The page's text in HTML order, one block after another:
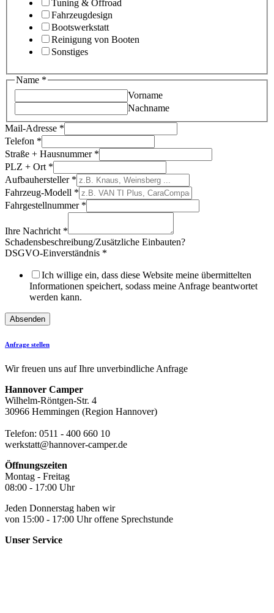
Tuning & Offroad
Fahrzeugdesign
Bootswerkstatt
Reinigung von Booten
Sonstiges
Name *
Vorname
Nachname
Mail-Adresse *
Telefon *
Ihre
Ort
Mail-
Adresse
Straße + Hausnummer *
PLZ + Ort *
Aufbauhersteller *
Fahrzeug-Modell *
Fahrgestellnummer *
Ihre Nachricht *
Schadensbeschreibung/Zusätzliche Einbauten?
DSGVO-Einverständnis *
Ich willige ein, dass diese Website meine übermittelten
Informationen speichert, sodass meine Anfrage beantwortet
werden kann.
Absenden
Anfrage stellen
Wir freuen uns auf Ihre unverbindliche Anfrage
Hannover Camper
Wilhelm-Röntgen-Str. 4
30966 Hemmingen (Region Hannover)
Telefon: 0511 - 400 660 10
werkstatt@hannover-camper.de
Öffnungszeiten
Montag - Freitag
08:00 - 17:00 Uhr
Jeden Donnerstag haben wir
von 15:00 - 17:00 Uhr offene Sprechstunde
Unser Service